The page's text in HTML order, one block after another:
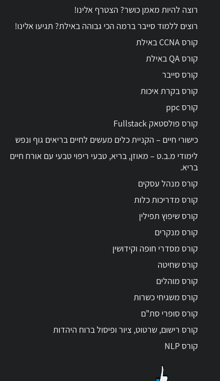
רוצה להיות מאמן כושר? הצטרף אלינו!
רוצים ללמוד סייבר ברמה הכי גבוהה באילת? תגיעו אלינו!
קורס CCNA באילת
קורס QA באילת
קורס סייבר
קורס בקרת איכות
קורס ppc
קורס פולסטאק Fullstack
כישורי חיים – הקניית כלים מעשים לחיים בריאים גוף ונפש
לימודי מ.ב.ט – מאוזן, בריא, טבעי ריפוי טבעי עם אורח חיים
בריא.
קורס מנהל עסקים
קורס מדריכות כלות
קורס שיפוץ תפילין
קורס מנקרים
קורס מסדרי חופה וקידושין
קורס שחיטה
קורס מוהלים
קורס משגיחי כשרות
קורס סופרי סת"ם
קורס רישום, שרטוט, ציור ופיסול ברוח היהדות
קורס NLP